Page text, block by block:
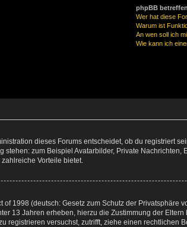
phpBB
Wer hat diese
Warum ist
An wen soll ich
Wie kann ich
dieses Forums entscheidet, ob du registriert
zum Beispiel Avatarbilder, Private
Vorteile bietet.
1998 (deutsch: Gesetz zum Schutz der
13 Jahren erheben, hierzu die Zustimmung der
registrieren versuchst, zutrifft, ziehe einen rechtlichen